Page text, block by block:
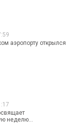
аэропорту открылся
неделю...